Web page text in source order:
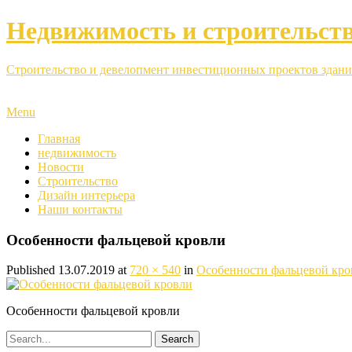
Недвижимость и
Строительство и девелопмент инвестиционных проектов
Menu
Главная
недвижимость
Новости
Строительство
Дизайн интерьера
Наши контакты
Особенности фальцевой кровли
Published 13.07.2019 at 720 × 540 in Особенности фальцевой
Особенности фальцевой кровли